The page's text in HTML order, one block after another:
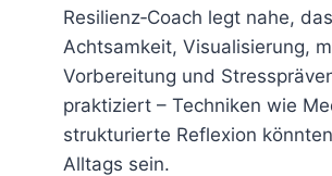
Resilienz‑Coach legt nahe,
Achtsamkeit, Visualisierung,
Vorbereitung und
praktiziert – Techniken wie
strukturierte Reflexion
Alltags sein.